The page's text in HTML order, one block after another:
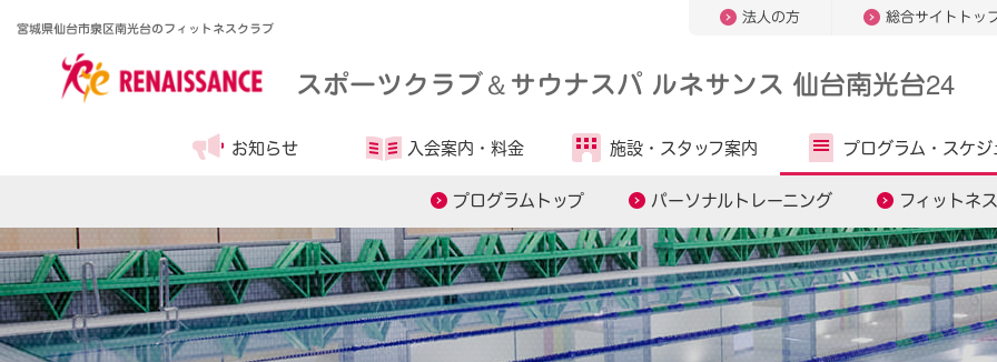
宮城県仙台市泉区南光台のフィットネスクラブ
法人の方 総合サイトトッ
スポーツクラブ＆サウナスパ ルネサンス 仙台南光台24
お知らせ 入会案内・ 料金 施設・ スタッフ案内 プログラム・ スケジ
プログラムトップ パーソナルトレーニング フィットネ